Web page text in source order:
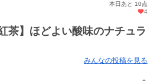
本日あと 10点
4
茶】ほどよい酸味のナチュラ
みんなの投稿を見る